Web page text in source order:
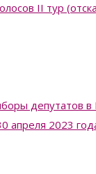
II тур
депутатов
апреля 2023